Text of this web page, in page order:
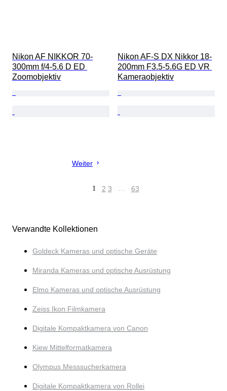
Nikon AF NIKKOR 70-
300mm f/4-5.6 D ED
Zoomobjektiv
Nikon AF-S DX Nikkor 18-
200mm F3.5-5.6G ED VR
Kameraobjektiv
Weiter
1 2 3 … 63
Verwandte Kollektionen
Goldeck Kameras und optische Geräte
Miranda Kameras und optische Ausrüstung
Elmo Kameras und optische Ausrüstung
Zeiss Ikon Filmkamera
Digitale Kompaktkamera von Canon
Kiew Mittelformatkamera
Olympus Messsucherkamera
Digitale Kompaktkamera von Rollei